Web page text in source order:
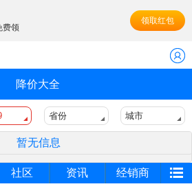
费领
领取红包
降价大全
省份 城市
暂无信息
社区 资讯 经销商